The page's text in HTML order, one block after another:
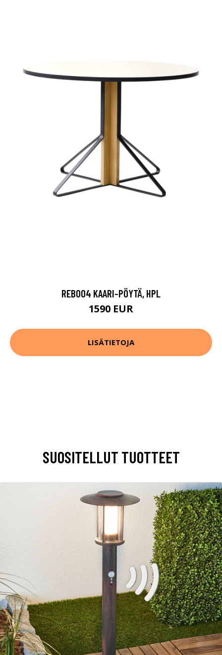
REB004 KAARI-PÖYTÄ, HPL
1590 EUR
LISÄTIETOJA
SUOSITELLUT TUOTTEET